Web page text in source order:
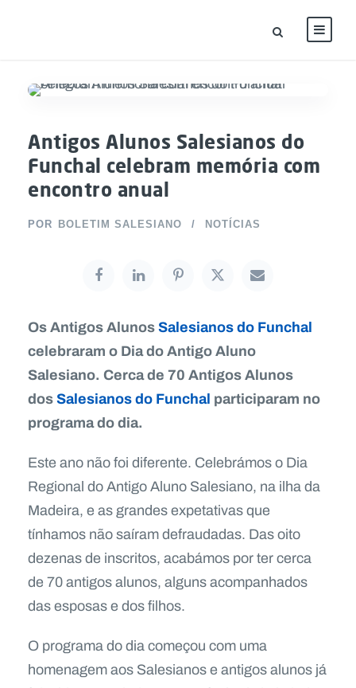
Antigos Alunos Salesianos do
Funchal celebram memória com
encontro anual
POR BOLETIM SALESIANO NOTÍCIAS
Os Antigos AlunosSalesianos do Funchal
celebraram o Dia do Antigo Aluno
Salesiano. Cerca de 70 Antigos Alunos
dosSalesianos do Funchal participaram no
programa do dia.
Este ano não foi diferente. Celebrámos o Dia
Regional do Antigo Aluno Salesiano, na ilha da
Madeira, e as grandes expetativas que
tínhamos não saíram defraudadas. Das oito
dezenas de inscritos, acabámos por ter cerca
de 70 antigos alunos, alguns acompanhados
das esposas e dos filhos.
O programa do dia começou com uma
homenagem aos Salesianos e antigos alunos já